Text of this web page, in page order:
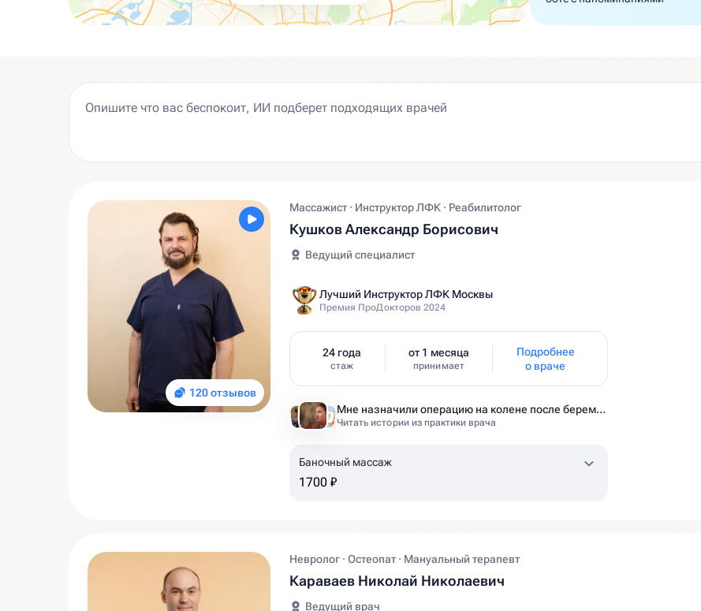
120 отзывов
Массажист · Инструктор ЛФК · Реабилитолог
Кушков Александр Борисович
Ведущий специалист
Лучший Инструктор ЛФК Москвы
Премия ПроДокторов 2024
24 года
стаж
от 1 месяца
принимает
Подробнее
о враче
Мне назначили операцию на колене после беременности. Оказалось — это было ошибкой
Читать истории из практики врача
Баночный массаж
1700 ₽
Невролог · Остеопат · Мануальный терапевт
Караваев Николай Николаевич
Ведущий врач